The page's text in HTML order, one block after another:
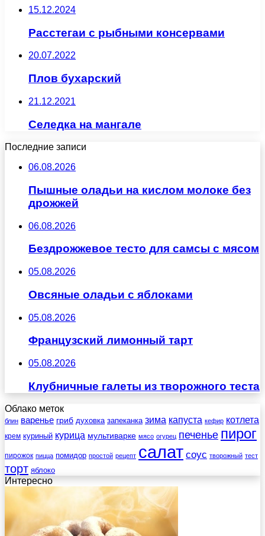
15.12.2024
Расстегаи с рыбными консервами
20.07.2022
Плов бухарский
21.12.2021
Селедка на мангале
Последние записи
06.08.2026
Пышные оладьи на кислом молоке без
дрожжей
06.08.2026
Бездрожжевое тесто для самсы с мясом
05.08.2026
Овсяные оладьи с яблоками
05.08.2026
Французский лимонный тарт
05.08.2026
Клубничные галеты из творожного теста
Облако меток
блин варенье гриб духовка запеканка зима капуста кефир котлета
крем куриный курица мультиварке мясо огурец печенье пирог
пирожок пицца помидор простой рецепт салат соус творожный тест
торт яблоко
Интересно